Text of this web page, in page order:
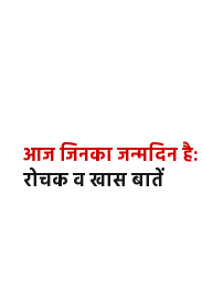
आज जिनका जन्मदिन है:
रोचक व खास बातें